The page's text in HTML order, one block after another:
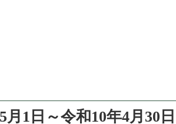
1日～令和10年4月30日